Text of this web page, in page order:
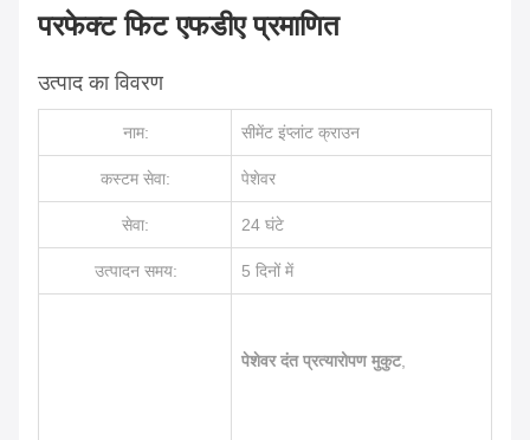
परफेक्ट फिट एफडीए प्रमाणित
उत्पाद का विवरण
नाम: सीमेंट इंप्लांट क्राउन
कस्टम सेवा: पेशेवर
सेवा: 24 घंटे
उत्पादन समय: 5 दिनों में
पेशेवर दंत प्रत्यारोपण मुकुट,